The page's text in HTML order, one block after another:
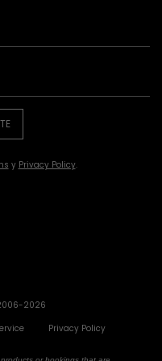
y Privacy Policy.
2026
Privacy Policy